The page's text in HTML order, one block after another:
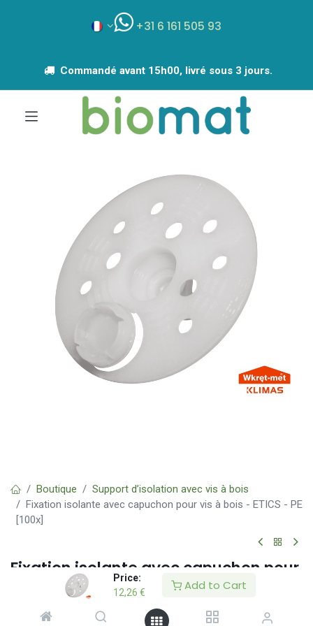
Price:
12,26 € Add to Cart
+31 6 161 505 93
Commandé avant 15h00, livré sous 3 jours.
Boutique
Support d’isolation avec vis à bois
Fixation isolante avec capuchon pour vis à bois - ETICS - PE
[100x]
Fixation isolante avec capuchon pour
vis à bois - ETICS - PE [100x]
(0 avis)